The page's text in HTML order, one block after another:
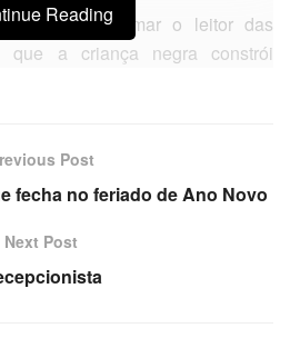
visa aproximar o leitor das
que a criança negra constrói
afeta a construção da
pelo qual a mesma vivência a
Reading
Post
fecha no feriado de Ano Novo
Next Post